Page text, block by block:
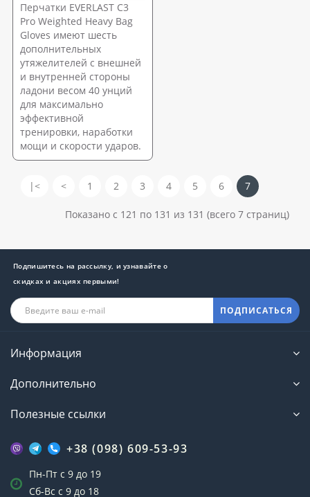
Перчатки EVERLAST C3
Pro Weighted Heavy Bag
Gloves имеют шесть
дополнительных
утяжелителей с внешней
и внутренней стороны
ладони весом 40 унций
для максимально
эффективной
тренировки, наработки
мощи и скорости ударов.
|< < 1 2 3 4 5 6 7
Показано с 121 по 131 из 131 (всего 7 страниц)
Подпишитесь на рассылку, и узнавайте о
скидках и акциях первыми!
ПОДПИСАТЬСЯ
Информация
Дополнительно
Полезные ссылки
+38 (098) 609-53-93
Пн-Пт с 9 до 19
Сб-Вс с 9 до 18